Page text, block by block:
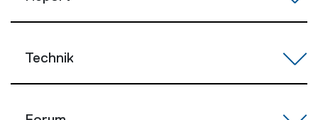
Technik